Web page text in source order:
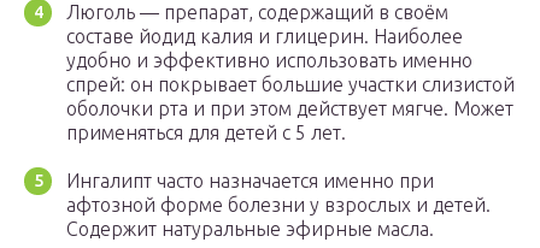
Люголь — препарат, содержащий в своём
составе йодид калия и глицерин. Наиболее
удобно и эффективно использовать именно
спрей: он покрывает большие участки слизистой
оболочки рта и при этом действует мягче. Может
применяться для детей с 5 лет.
Ингалипт часто назначается именно при
афтозной форме болезни у взрослых и детей.
Содержит натуральные эфирные масла.